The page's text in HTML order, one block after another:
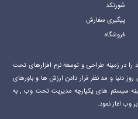
شورتکد
پیگیری سفارش
فروشگاه
سال 1390 فعالیت خود را در زمینه طراحی و توسعه نرم افزارهای تحت
دنیا و مد نظر قرار دادن ارزش ها و باورهای
سیستم های یکپارچه مدیریت تحت وب , به
وب اغاز نمود.